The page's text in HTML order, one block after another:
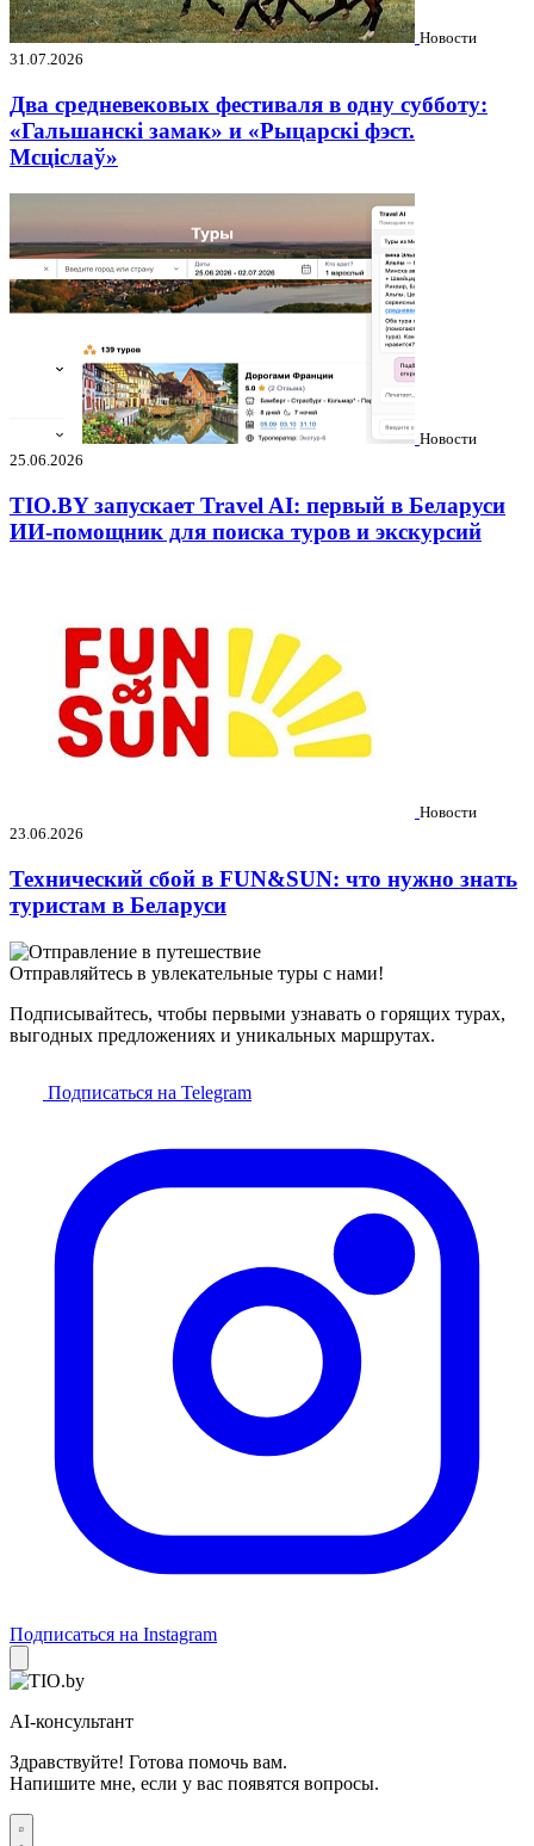
Новости
31.07.2026
Два средневековых фестиваля в одну субботу:
«Гальшанскі замак» и «Рыцарскі фэст.
Мсціслаў»
Новости
25.06.2026
TIO.BY запускает Travel AI: первый в Беларуси
ИИ-помощник для поиска туров и экскурсий
Новости
23.06.2026
Технический сбой в FUN&SUN: что нужно знать
туристам в Беларуси
Отправляйтесь в увлекательные туры с нами!
Подписывайтесь, чтобы первыми узнавать о горящих турах,
выгодных предложениях и уникальных маршрутах.
Подписаться на Telegram
Подписаться на Instagram
AI-консультант
Здравствуйте! Готова помочь вам.
Напишите мне, если у вас появятся вопросы.